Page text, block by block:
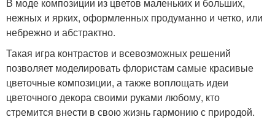
нежных и ярких, оформленных продуманно и четко, или
небрежно и абстрактно.
Такая игра контрастов и всевозможных решений
позволяет моделировать флористам самые красивые
цветочные композиции, а также воплощать идеи
цветочного декора своими руками любому, кто
стремится внести в свою жизнь гармонию с природой.